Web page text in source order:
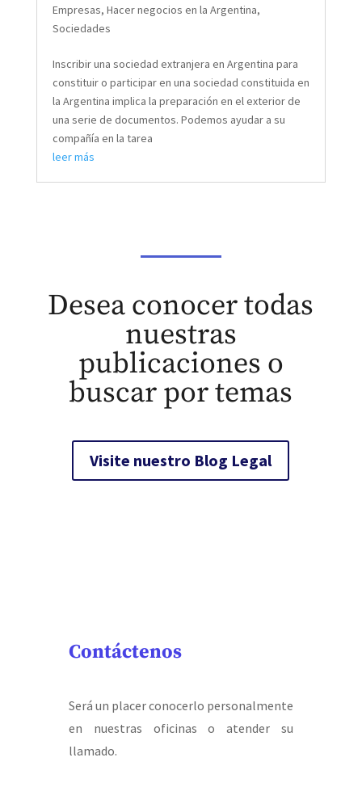
Empresas, Hacer negocios en la Argentina,
Sociedades
Inscribir una sociedad extranjera en Argentina para
constituir o participar en una sociedad constituida en
la Argentina implica la preparación en el exterior de
una serie de documentos. Podemos ayudar a su
compañía en la tarea
leer más
Desea conocer todas
nuestras
publicaciones o
buscar por temas
Visite nuestro Blog Legal
Contáctenos
Será un placer conocerlo personalmente
en nuestras oficinas o atender su
llamado.